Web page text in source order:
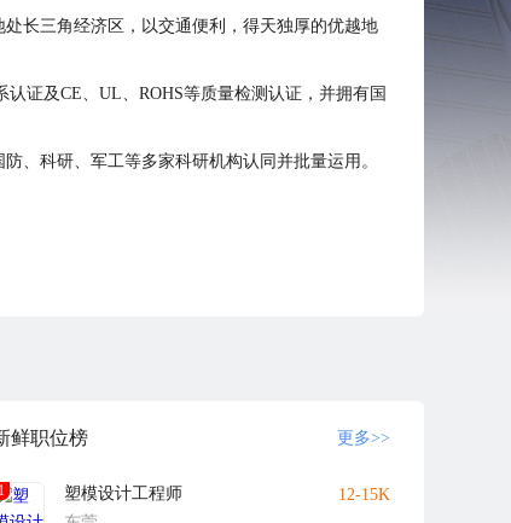
长三角经济区，以交通便利，得天独厚的优越地
证及CE、UL、ROHS等质量检测认证，并拥有国
、科研、军工等多家科研机构认同并批量运用。
鲜职位榜 更多>>
1
塑模设计工程师
12-15K